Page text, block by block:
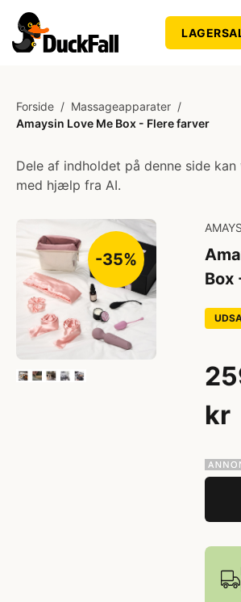
Forside / Massageapparater /
Amaysin Love Me Box - Flere farver
Dele af indholdet på denne side
med hjælp fra AI.
-35%
Box
kr